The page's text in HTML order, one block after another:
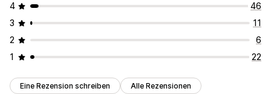
4
46
3
11
2
6
1
22
Eine Rezension schreiben Alle Rezensionen